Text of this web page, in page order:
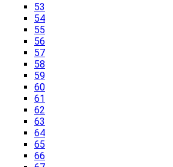
53
54
55
56
57
58
59
60
61
62
63
64
65
66